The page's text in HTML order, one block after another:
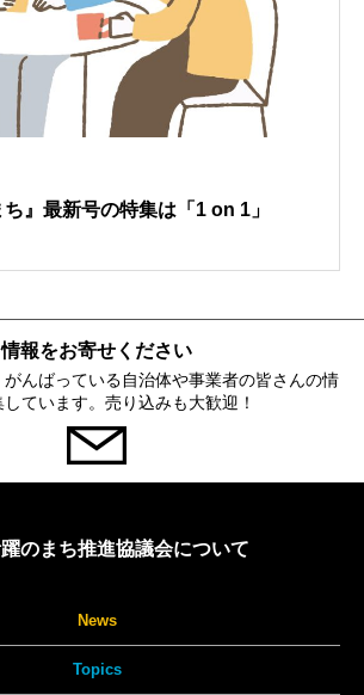
ち』最新号の特集は「1 on 1」
情報をお寄せください
んばっている自治体や事業者の皆さんの情
ています。売り込みも大歓迎！
のまち推進協議会について
News
Topics